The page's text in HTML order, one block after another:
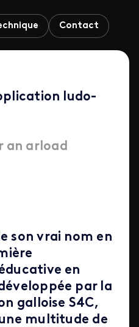
Contact
ludo-
an arload
son vrai nom en
en
par la
galloise S4C,
multitude de